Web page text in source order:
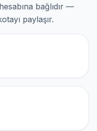
bağlıdır —
paylaşır.